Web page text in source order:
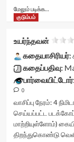
votes-
rater-
data-
rater-
data-
rater-
மேலும் படிக்க...
கலைந்த
ஓவியம்<div
vv-
stars-
title-
<div
stars-
title
yasr-
குடும்பம்
உயர்ந்தவன்
கதையாசிரியர்:
கதைப்பதிவு:
0
வாசிப்பு நேரம்: 4
செய்யப்பட்ட
மாற்றியுள்ளோம்)
திறந்துகொண்டு